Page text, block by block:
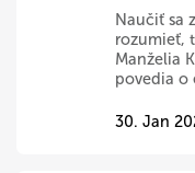
Naučiť sa
rozumieť,
Manželia
povedia o
30. Jan